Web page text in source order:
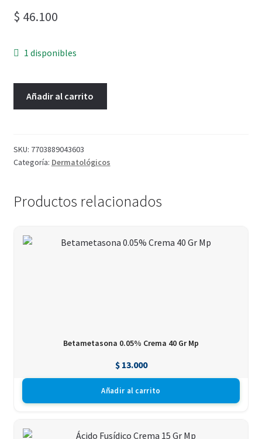
$ 46.100
1 disponibles
Añadir al carrito
SKU: 7703889043603
Categoría: Dermatológicos
Productos relacionados
Betametasona 0.05% Crema 40 Gr Mp
$13.000
Añadir al carrito